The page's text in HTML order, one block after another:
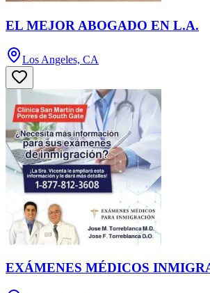
EL MEJOR ABOGADO EN L.A.
Los Angeles, CA
EXÁMENES MÉDICOS